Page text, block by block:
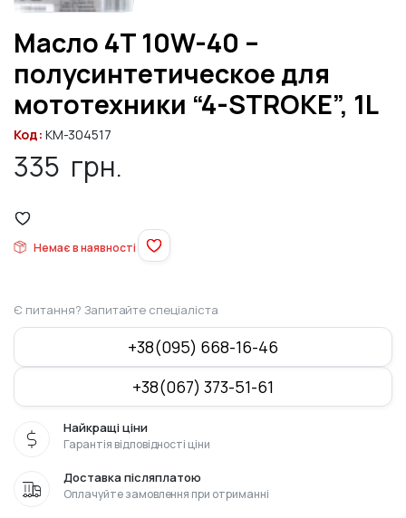
Масло 4T 10W-40 –
полусинтетическое для
мототехники “4-STROKE”, 1L
Код: KM-304517
335 грн.
Немає в наявності
Є питання? Запитайте спеціаліста
+38(095) 668-16-46
+38(067) 373-51-61
Найкращі ціни
Гарантія відповідності ціни
Доставка післяплатою
Оплачуйте замовлення при отриманні